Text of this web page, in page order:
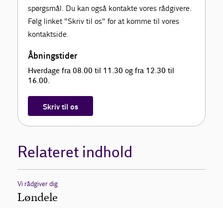
spørgsmål. Du kan også kontakte vores rådgivere.
Følg linket "Skriv til os" for at komme til vores
kontaktside.
Åbningstider
Hverdage fra 08.00 til 11.30 og fra 12.30 til
16.00.
Skriv til os
Relateret indhold
Vi rådgiver dig
Løndele